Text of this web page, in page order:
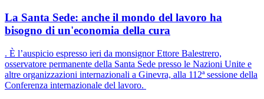
La Santa Sede: anche il mondo del lavoro ha
bisogno di un'economia della cura
. È l’auspicio espresso ieri da monsignor Ettore Balestrero,
osservatore permanente della Santa Sede presso le Nazioni Unite e
altre organizzazioni internazionali a Ginevra, alla 112ª sessione della
Conferenza internazionale del lavoro.